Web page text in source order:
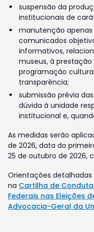
suspensão da
institucionais de
manutenção apenas
comunicados
informativos,
museus, à prestação
programação
transparência;
submissão prévia
dúvida à unidade
institucional e,
As medidas serão
de 2026, data do
25 de outubro de 2026,
Orientações
na Cartilha de
Federais nas Eleições
Advocacia-Geral da